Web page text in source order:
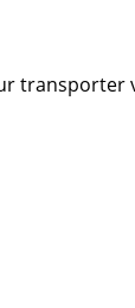
transporter